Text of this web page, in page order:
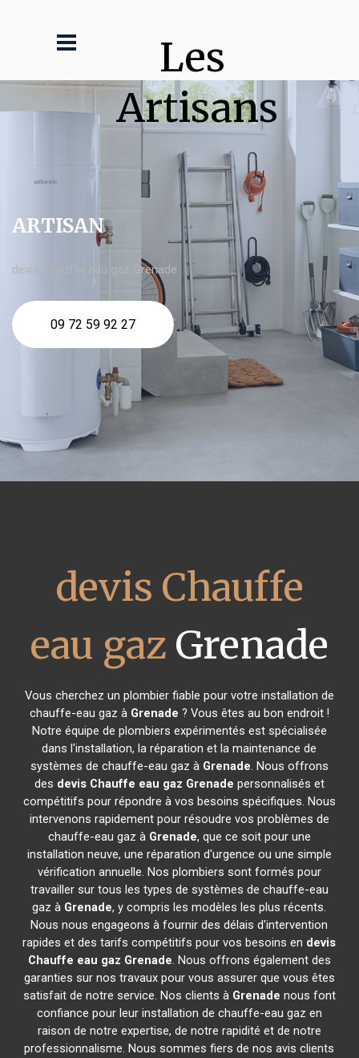
Les
Artisans
ARTISAN
devis Chauffe eau gaz Grenade
09 72 59 92 27
devis Chauffe
eau gaz Grenade
Vous cherchez un plombier fiable pour votre installation de
chauffe-eau gaz à Grenade ? Vous êtes au bon endroit !
Notre équipe de plombiers expérimentés est spécialisée
dans l'installation, la réparation et la maintenance de
systèmes de chauffe-eau gaz à Grenade. Nous offrons
des devis Chauffe eau gaz Grenade personnalisés et
compétitifs pour répondre à vos besoins spécifiques. Nous
intervenons rapidement pour résoudre vos problèmes de
chauffe-eau gaz à Grenade, que ce soit pour une
installation neuve, une réparation d'urgence ou une simple
vérification annuelle. Nos plombiers sont formés pour
travailler sur tous les types de systèmes de chauffe-eau
gaz à Grenade, y compris les modèles les plus récents.
Nous nous engageons à fournir des délais d'intervention
rapides et des tarifs compétitifs pour vos besoins en devis
Chauffe eau gaz Grenade. Nous offrons également des
garanties sur nos travaux pour vous assurer que vous êtes
satisfait de notre service. Nos clients à Grenade nous font
confiance pour leur installation de chauffe-eau gaz en
raison de notre expertise, de notre rapidité et de notre
professionnalisme. Nous sommes fiers de nos avis clients